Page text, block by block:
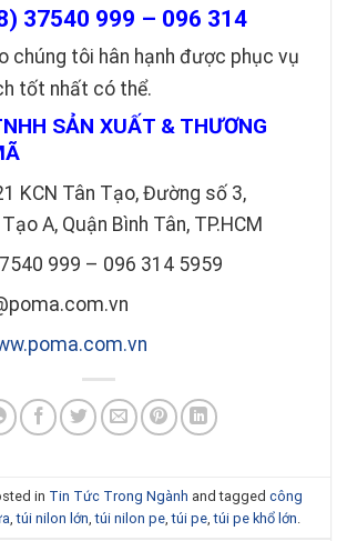
37540 999 – 096 314
chúng tôi hân hạnh được phục vụ
tốt nhất có thể.
SẢN XUẤT & THƯƠNG
KCN Tân Tạo, Đường số 3,
A, Quận Bình Tân, TP.HCM
999 – 096 314 5959
in Tin Tức Trong Ngành and taggedcông
,túi nilon lớn ,túi nilon pe ,túi pe ,túi pe khổ lớn